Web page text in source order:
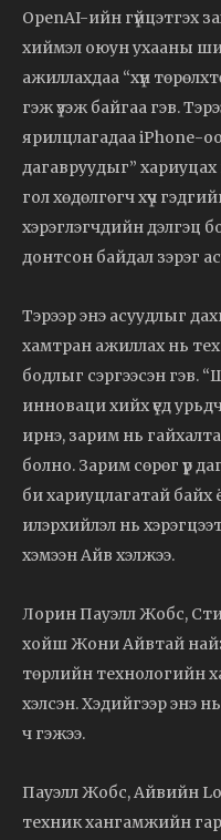
OpenAI-ийн гүйцэтгэх
хиймэл оюун ухааны
ажиллахдаа “хүн
гэж үзэж байгаа гэв.
ярилцлагадаа iPhone-оос
дагавруудыг” хариуцах
гол хөдөлгөгч хүч
хэрэглэгчдийн дэлгэц
донтсон байдал зэрэг
Тэрээр энэ асуудлыг
хамтран ажиллах нь
бодлыг сэргээсэн гэв.
инноваци хийх үед
ирнэ, зарим нь
болно. Зарим сөрөг үр
би хариуцлагатай байх
илэрхийлэл нь
хэмээн Айв хэлжээ.
Лорин Пауэлл Жобс,
хойш Жони Айвтай найз
төрлийн технологийн
хэлсэн. Хэдийгээр энэ нь
ч гэжээ.
Пауэлл Жобс, Айвийн
техник хангамжийн